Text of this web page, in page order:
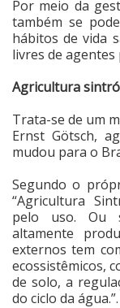
Por meio da
também se
hábitos de vida
livres de
Agricultura
Trata-se de um
Ernst Götsch,
mudou para o
Segundo o
“Agricultura
pelo uso. Ou
altamente
externos tem
ecossistêmicos,
de solo, a
do ciclo da água.”.